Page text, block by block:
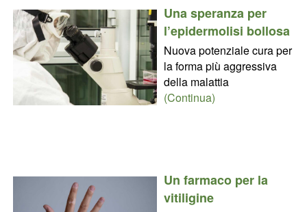
Una speranza per
l’epidermolisi bollosa
Nuova potenziale cura per
la forma più aggressiva
della malattia
(Continua)
Un farmaco per la
vitiligine